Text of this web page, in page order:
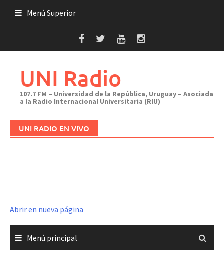
Menú Superior
UNI Radio
107.7 FM – Universidad de la República, Uruguay – Asociada
a la Radio Internacional Universitaria (RIU)
UNI RADIO EN VIVO
Abrir en nueva página
Menú principal